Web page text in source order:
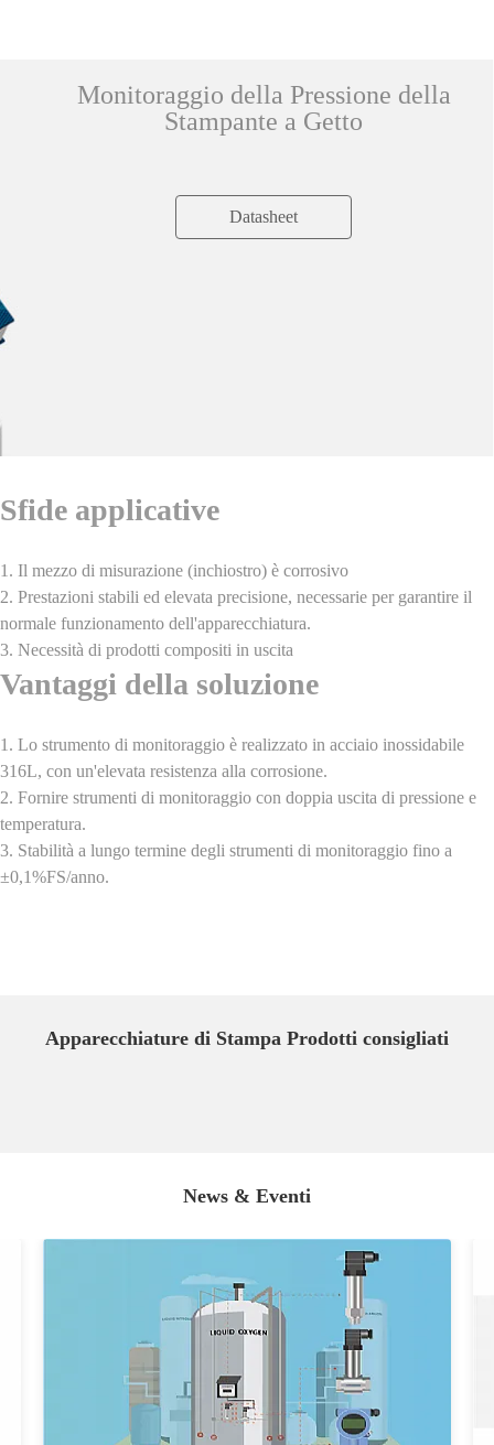
Monitoraggio della Pressione della
Stampante a Getto
Datasheet
Sfide applicative
1. Il mezzo di misurazione (inchiostro) è corrosivo
2. Prestazioni stabili ed elevata precisione, necessarie per garantire il
normale funzionamento dell'apparecchiatura.
3. Necessità di prodotti compositi in uscita
Vantaggi della soluzione
1. Lo strumento di monitoraggio è realizzato in acciaio inossidabile
316L, con un'elevata resistenza alla corrosione.
2. Fornire strumenti di monitoraggio con doppia uscita di pressione e
temperatura.
3. Stabilità a lungo termine degli strumenti di monitoraggio fino a
±0,1%FS/anno.
Apparecchiature di Stampa Prodotti consigliati
News & Eventi